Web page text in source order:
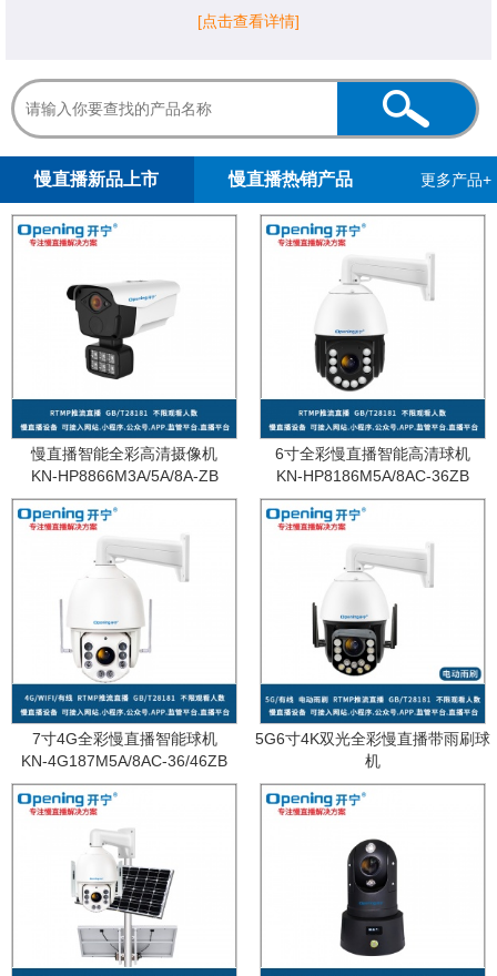
[点击查看详情]
慢直播新品上市 慢直播热销产品 更多产品+
慢直播智能全彩高清摄像机
KN-HP8866M3A/5A/8A-ZB
6寸全彩慢直播智能高清球机
KN-HP8186M5A/8AC-36ZB
7寸4G全彩慢直播智能球机
KN-4G187M5A/8AC-36/46ZB
5G6寸4K双光全彩慢直播带雨刷球
机